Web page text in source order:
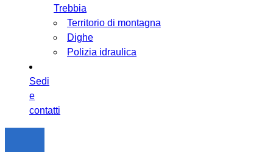
Trebbia
Territorio di montagna
Dighe
Polizia idraulica
Sedi
e
contatti